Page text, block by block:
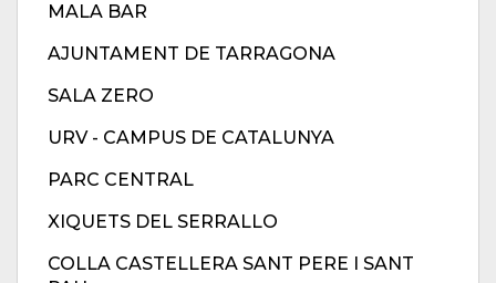
MALA BAR
AJUNTAMENT DE TARRAGONA
SALA ZERO
URV - CAMPUS DE CATALUNYA
PARC CENTRAL
XIQUETS DEL SERRALLO
COLLA CASTELLERA SANT PERE I SANT